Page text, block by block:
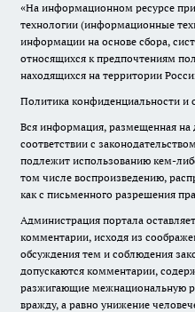
«На информационном ресурсе
технологии (информационные
информации на основе сбора,
относящихся к предпочтениям
находящихся на территории
Политика конфиденциальности и
Вся информация, размещенная на
соответствии с
подлежит использованию кем-
том числе воспроизведению,
как с письменного разрешения
Администрация портала
комментарии, исходя из
обсуждения тем и соблюдения
допускаются комментарии,
разжигающие межнациональную
вражду, а равно унижение